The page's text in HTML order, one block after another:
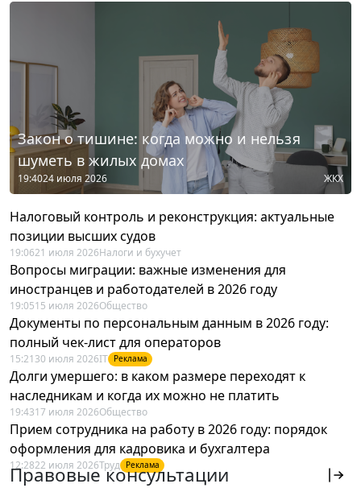
Закон о тишине: когда можно и нельзя
шуметь в жилых домах
19:4024 июля 2026 ЖКХ
Налоговый контроль и реконструкция: актуальные
позиции высших судов
19:0621 июля 2026Налоги и бухучет
Вопросы миграции: важные изменения для
иностранцев и работодателей в 2026 году
19:0515 июля 2026Общество
Документы по персональным данным в 2026 году:
полный чек-лист для операторов
15:21 30 июля 2026IT Реклама
Долги умершего: в каком размере переходят к
наследникам и когда их можно не платить
19:4317 июля 2026Общество
Прием сотрудника на работу в 2026 году: порядок
оформления для кадровика и бухгалтера
12:2822 июля 2026Труд Реклама
Правовые консультации